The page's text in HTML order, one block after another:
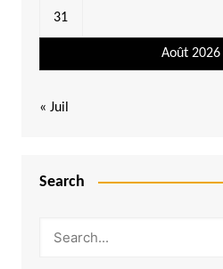
Août 2026
31
« Juil
Search